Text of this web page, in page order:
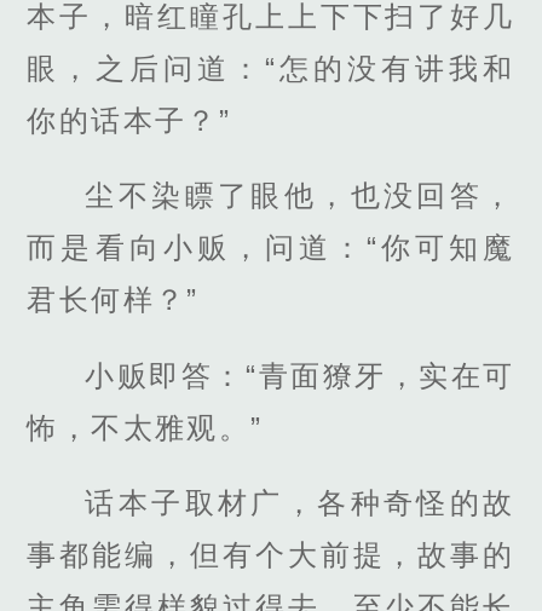
本子，暗红瞳孔上上下下扫了好几
眼，之后问道：“怎的没有讲我和
你的话本子？”
尘不染瞟了眼他，也没回答，
而是看向小贩，问道：“你可知魔
君长何样？”
小贩即答：“青面獠牙，实在可
怖，不太雅观。”
话本子取材广，各种奇怪的故
事都能编，但有个大前提，故事的